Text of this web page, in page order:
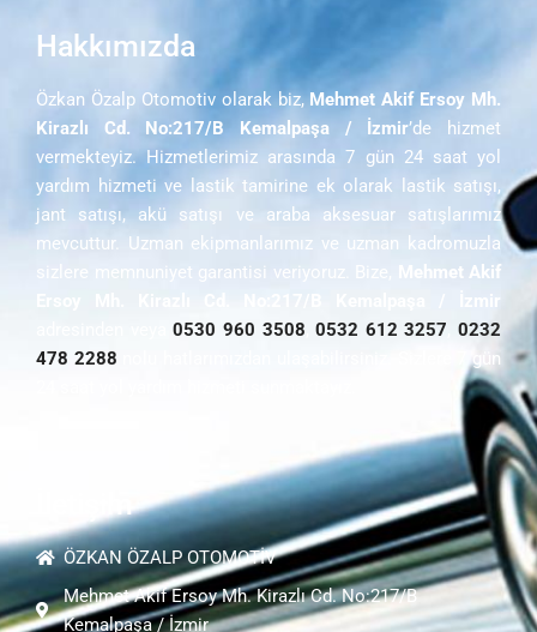
Hakkımızda
Özkan Özalp Otomotiv olarak biz,Mehmet Akif Ersoy Mh.
Kirazlı Cd. No:217/B Kemalpaşa / İzmir’de hizmet
vermekteyiz. Hizmetlerimiz arasında 7 gün 24 saat yol
yardım hizmeti ve lastik tamirine ek olarak lastik satışı,
jant satışı, akü satışı ve araba aksesuar satışlarımız
mevcuttur. Uzman ekipmanlarımız ve uzman kadromuzla
sizlere memnuniyet garantisi veriyoruz. Bize, Mehmet Akif
Ersoy Mh. Kirazlı Cd. No:217/B Kemalpaşa / İzmir
adresinden veya0530 960 3508 ,0532 612 3257 0232
478 2288 nolu hatlarımızdan ulaşabilirsiniz. Sizlere 7 gün
İletişim
ÖZKAN ÖZALP OTOMOTİV
Mehmet Akif Ersoy Mh. Kirazlı Cd. No:217/B
Kemalpaşa / İzmir